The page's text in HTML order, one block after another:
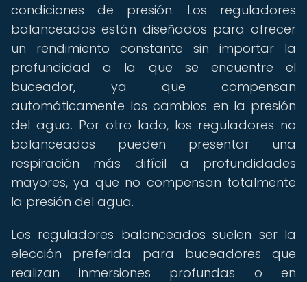
condiciones de presión. Los reguladores
balanceados están diseñados para ofrecer
un rendimiento constante sin importar la
profundidad a la que se encuentre el
buceador, ya que compensan
automáticamente los cambios en la presión
del agua. Por otro lado, los reguladores no
balanceados pueden presentar una
respiración más difícil a profundidades
mayores, ya que no compensan totalmente
la presión del agua.
Los reguladores balanceados suelen ser la
elección preferida para buceadores que
realizan inmersiones profundas o en